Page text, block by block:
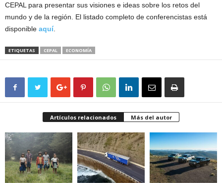
CEPAL para presentar sus visiones e ideas sobre los retos del
mundo y de la región. El listado completo de conferencistas está
disponible aquí.
ETIQUETAS CEPAL ECONOMÍA
Artículos relacionados Más del autor